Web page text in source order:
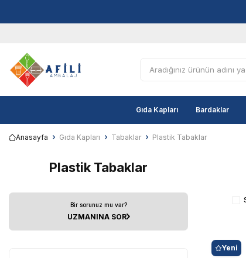
Gıda Kapları Bardaklar
Anasayfa Gıda Kapları Tabaklar Plastik Tabaklar
Plastik Tabaklar
Bir sorunuz mu var?
UZMANINA SOR
Yeni